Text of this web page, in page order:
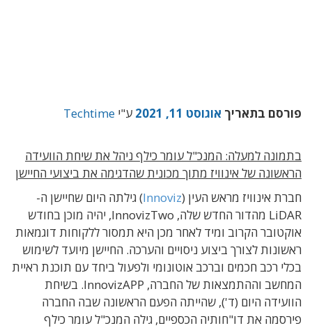
פורסם בתאריך אוגוסט 11, 2021 ע"י Techtime
בתמונה למעלה: המנכ"ל עומר כילף ניהל את שיחת הוועידה
הראשונה של אינוויז מתוך מכונית שהדגימה את ביצועי החיישן
חברת אינוויז מראש העין (Innoviz) גילתה היום שחיישן ה-
LiDAR מהדור החדש שלה, InnovizTwo, יהיה מוכן בחודש
אוקטובר הקרוב ומיד לאחר מכן היא תמסור ללקוחות דוגמאות
ראשונות לצורך ביצוע ניסויים והערכה. החיישן מיועד לשימוש
בכלי רכב חכמים וברכב אוטונומי ולפעול ביחד עם תוכנת ראיית
המחשב וההתמצאות של החברה, InnovizAPP. בשיחת
הוועידה היום (ד'), שהייתה הפעם הראשונה שבה החברה
פירסמה את דו"חותיה הכספיים, גילה המנכ"ל עומר כילף